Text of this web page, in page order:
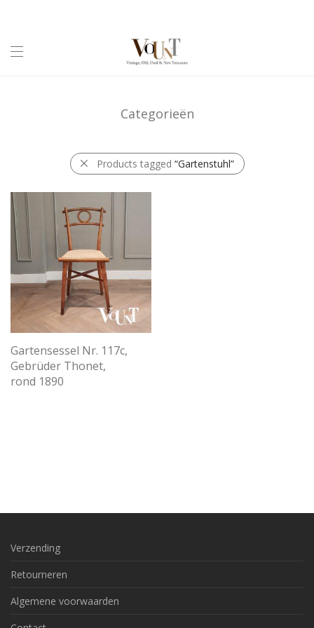
Categorieën
Products tagged “Gartenstuhl”
Gartensessel Nr. 117c,
Gebrüder Thonet,
rond 1890
Verzending
Retourneren
Algemene voorwaarden